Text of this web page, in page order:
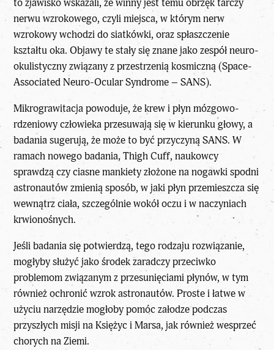
to zjawisko wskazali, że winny jest temu obrzęk tarczy
nerwu wzrokowego, czyli miejsca, w którym nerw
wzrokowy wchodzi do siatkówki, oraz spłaszczenie
kształtu oka. Objawy te stały się znane jako zespół neuro-
okulistyczny związany z przestrzenią kosmiczną (Space-
Associated Neuro-Ocular Syndrome – SANS).
Mikrograwitacja powoduje, że krew i płyn mózgowo-
rdzeniowy człowieka przesuwają się w kierunku głowy, a
badania sugerują, że może to być przyczyną SANS. W
ramach nowego badania, Thigh Cuff, naukowcy
sprawdzą czy ciasne mankiety złożone na nogawki spodni
astronautów zmienią sposób, w jaki płyn przemieszcza się
wewnątrz ciała, szczególnie wokół oczu i w naczyniach
krwionośnych.
Jeśli badania się potwierdzą, tego rodzaju rozwiązanie,
mogłyby służyć jako środek zaradczy przeciwko
problemom związanym z przesunięciami płynów, w tym
również ochronić wzrok astronautów. Proste i łatwe w
użyciu narzędzie mogłoby pomóc załodze podczas
przyszłych misji na Księżyc i Marsa, jak również wesprzeć
chorych na Ziemi.